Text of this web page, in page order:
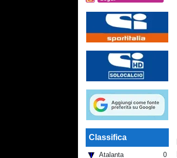
Classifica
Atalanta
0